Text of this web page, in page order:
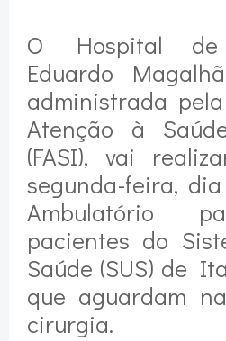
O Hospital
Eduardo
administrada
Atenção à
(FASI), vai
segunda-feira,
Ambulatório
pacientes do
Saúde (SUS) de
que aguardam
cirurgia.